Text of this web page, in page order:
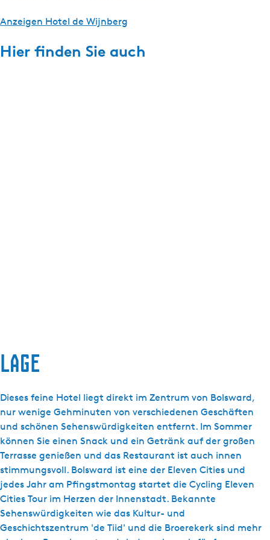
Anzeigen Hotel de Wijnberg
Hier finden Sie auch
Lage
Dieses feine Hotel liegt direkt im Zentrum von Bolsward,
nur wenige Gehminuten von verschiedenen Geschäften
und schönen Sehenswürdigkeiten entfernt. Im Sommer
können Sie einen Snack und ein Getränk auf der großen
Terrasse genießen und das Restaurant ist auch innen
stimmungsvoll. Bolsward ist eine der Eleven Cities und
jedes Jahr am Pfingstmontag startet die Cycling Eleven
Cities Tour im Herzen der Innenstadt. Bekannte
Sehenswürdigkeiten wie das Kultur- und
Geschichtszentrum 'de Tiid' und die Broerekerk sind mehr